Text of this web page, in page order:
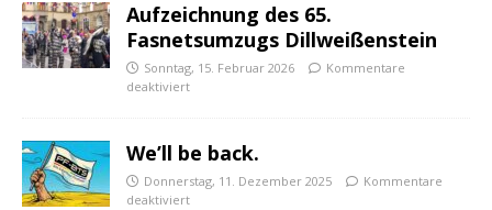
Aufzeichnung des 65.
Fasnetsumzugs Dillweißenstein
Sonntag, 15. Februar 2026
Kommentare
deaktiviert
We’ll be back.
Donnerstag, 11. Dezember 2025
Kommentare
deaktiviert